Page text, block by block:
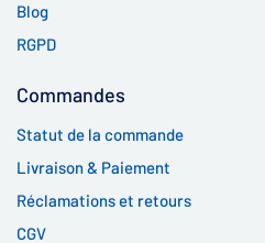
Blog
RGPD
Commandes
Statut de la commande
Livraison & Paiement
Réclamations et retours
CGV